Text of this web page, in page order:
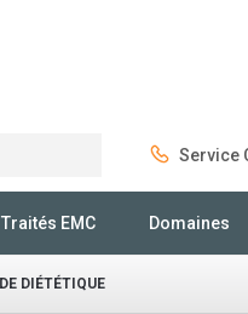
Service
Traités EMC Domaines
DIÉTÉTIQUE